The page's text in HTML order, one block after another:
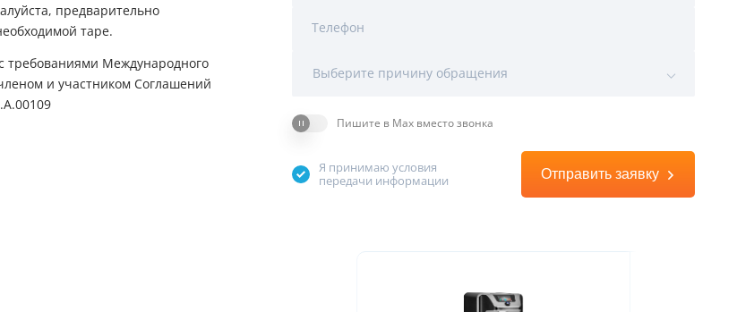
Фирменные магазины
предварительно
таре.
требованиями Международного
и участником Соглашений
Телефон
Выберите причину обращения
Пишите в Max вместо звонка
Я принимаю условия
передачи информации
Отправить заявку